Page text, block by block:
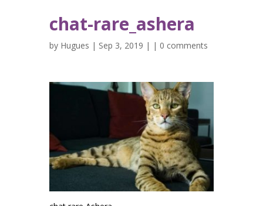
chat-rare_ashera
by Hugues | Sep 3, 2019 | | 0 comments